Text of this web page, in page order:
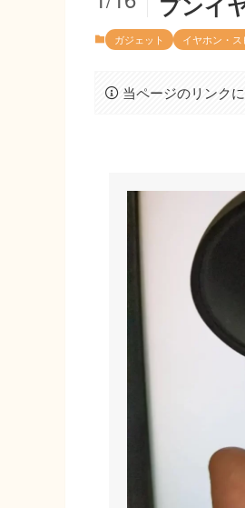
ガジェット イヤホン・
当ページのリンク